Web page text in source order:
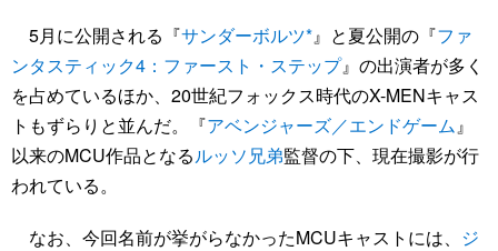
5月に公開される『サンダーボルツ*』と夏公開の『ファ
ンタスティック4：ファースト・ステップ』の出演者が多く
を占めているほか、20世紀フォックス時代のX-MENキャス
トもずらりと並んだ。『アベンジャーズ／エンドゲーム』
以来のMCU作品となるルッソ兄弟監督の下、現在撮影が行
われている。
なお、今回名前が挙がらなかったMCUキャストには、 ジ